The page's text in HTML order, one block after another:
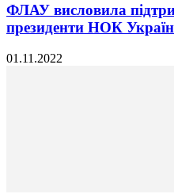
ФЛАУ висловила
президенти НОК
01.11.2022